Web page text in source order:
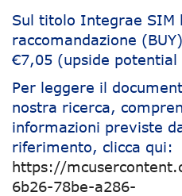
Sul titolo Integrae SIM
raccomandazione
€7,05 (upside
Per leggere il
nostra ricerca,
informazioni previste
riferimento, clicca qui:
https://
6b26-78be-a286-